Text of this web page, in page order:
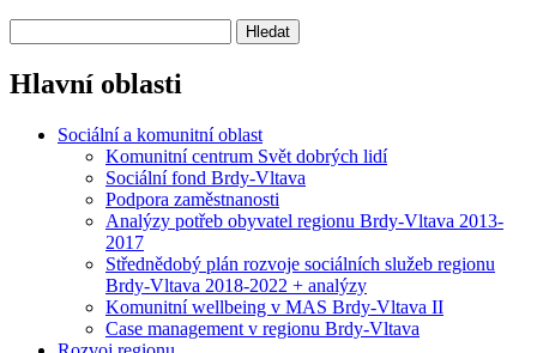
Hlavní oblasti
Sociální a komunitní oblast
Komunitní centrum Svět dobrých lidí
Sociální fond Brdy-Vltava
Podpora zaměstnanosti
Analýzy potřeb obyvatel regionu Brdy-Vltava 2013-
2017
Střednědobý plán rozvoje sociálních služeb regionu
Brdy-Vltava 2018-2022 + analýzy
Komunitní wellbeing v MAS Brdy-Vltava II
Case management v regionu Brdy-Vltava